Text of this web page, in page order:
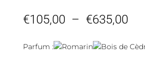
€105,00 – €635,00
Parfum : Romarin Bois de